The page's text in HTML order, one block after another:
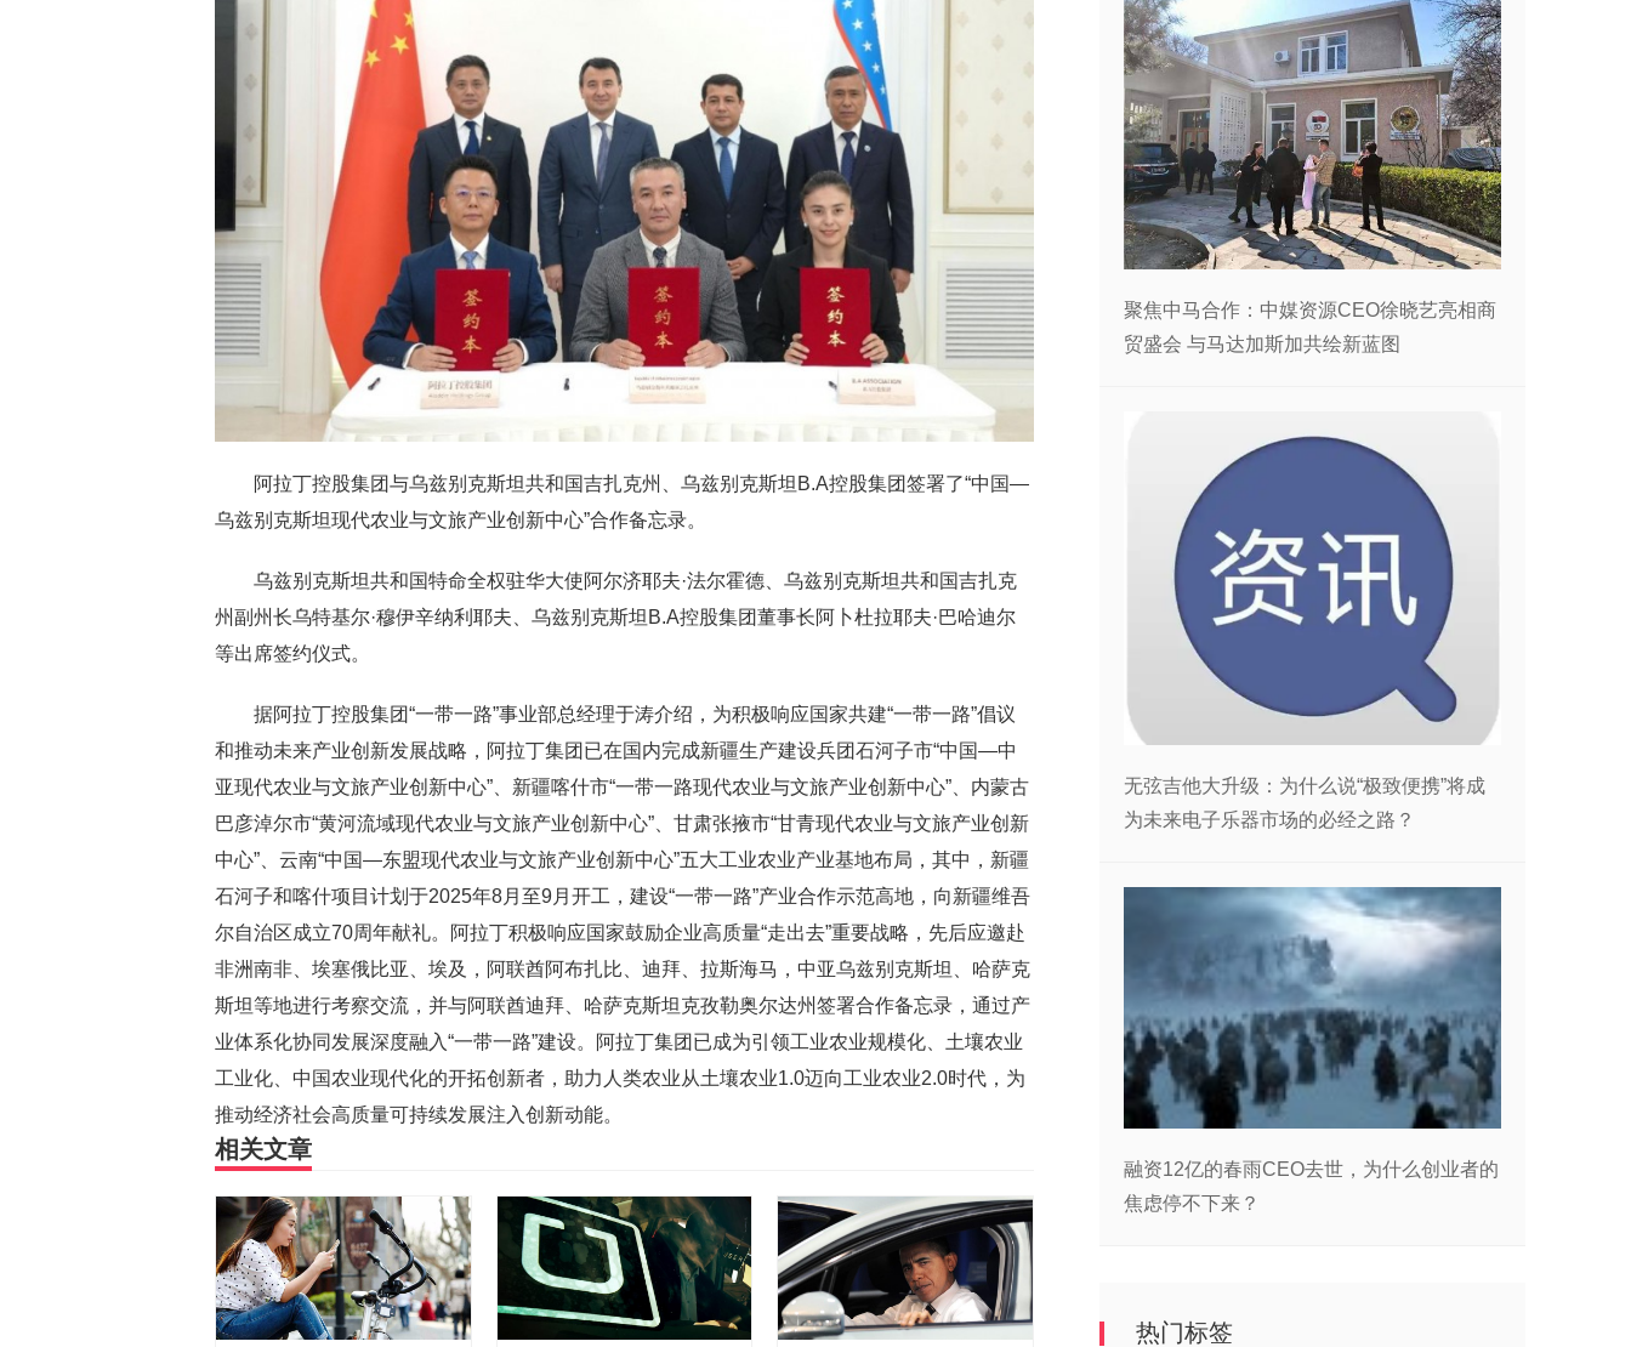
阿拉丁控股集团与乌兹别克斯坦共和国吉扎克州、乌兹别克斯坦B.A控股集团签署了“中国—
乌兹别克斯坦现代农业与文旅产业创新中心”合作备忘录。
乌兹别克斯坦共和国特命全权驻华大使阿尔济耶夫·法尔霍德、乌兹别克斯坦共和国吉扎克
州副州长乌特基尔·穆伊辛纳利耶夫、乌兹别克斯坦B.A控股集团董事长阿卜杜拉耶夫·巴哈迪尔
等出席签约仪式。
据阿拉丁控股集团“一带一路”事业部总经理于涛介绍，为积极响应国家共建“一带一路”倡议
和推动未来产业创新发展战略，阿拉丁集团已在国内完成新疆生产建设兵团石河子市“中国—中
亚现代农业与文旅产业创新中心”、新疆喀什市“一带一路现代农业与文旅产业创新中心”、内蒙古
巴彦淖尔市“黄河流域现代农业与文旅产业创新中心”、甘肃张掖市“甘青现代农业与文旅产业创新
中心”、云南“中国—东盟现代农业与文旅产业创新中心”五大工业农业产业基地布局，其中，新疆
石河子和喀什项目计划于2025年8月至9月开工，建设“一带一路”产业合作示范高地，向新疆维吾
尔自治区成立70周年献礼。阿拉丁积极响应国家鼓励企业高质量“走出去”重要战略，先后应邀赴
非洲南非、埃塞俄比亚、埃及，阿联酋阿布扎比、迪拜、拉斯海马，中亚乌兹别克斯坦、哈萨克
斯坦等地进行考察交流，并与阿联酋迪拜、哈萨克斯坦克孜勒奥尔达州签署合作备忘录，通过产
业体系化协同发展深度融入“一带一路”建设。阿拉丁集团已成为引领工业农业规模化、土壤农业
工业化、中国农业现代化的开拓创新者，助力人类农业从土壤农业1.0迈向工业农业2.0时代，为
推动经济社会高质量可持续发展注入创新动能。
相关文章
聚焦中马合作：中媒资源CEO徐晓艺亮相商
贸盛会 与马达加斯加共绘新蓝图
无弦吉他大升级：为什么说“极致便携”将成
为未来电子乐器市场的必经之路？
融资12亿的春雨CEO去世，为什么创业者的
焦虑停不下来？
热门标签